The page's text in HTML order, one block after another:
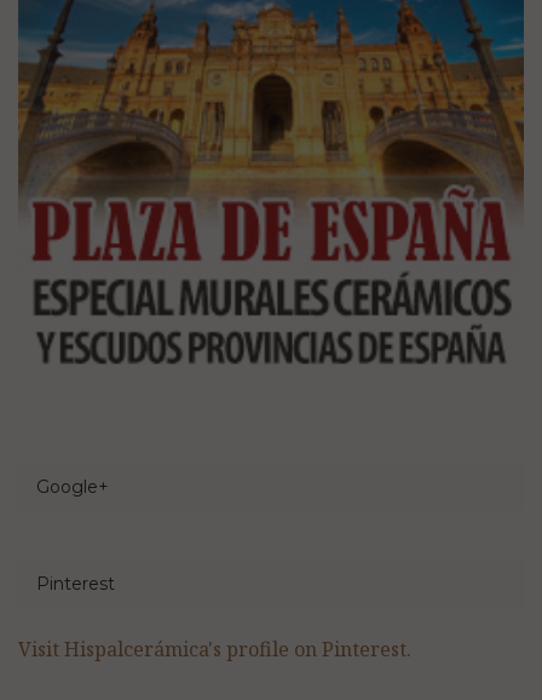
Google+
Pinterest
Visit Hispalcerámica's profile on Pinterest.